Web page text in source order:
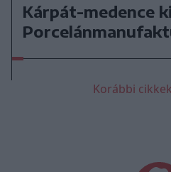
Kárpát-medence
Korábbi